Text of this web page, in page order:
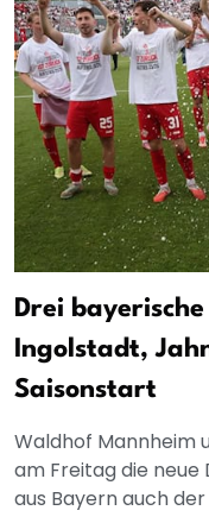
Drei
Ingolstadt,
Saisonstart
Waldhof Mannheim
am Freitag die
aus Bayern auch